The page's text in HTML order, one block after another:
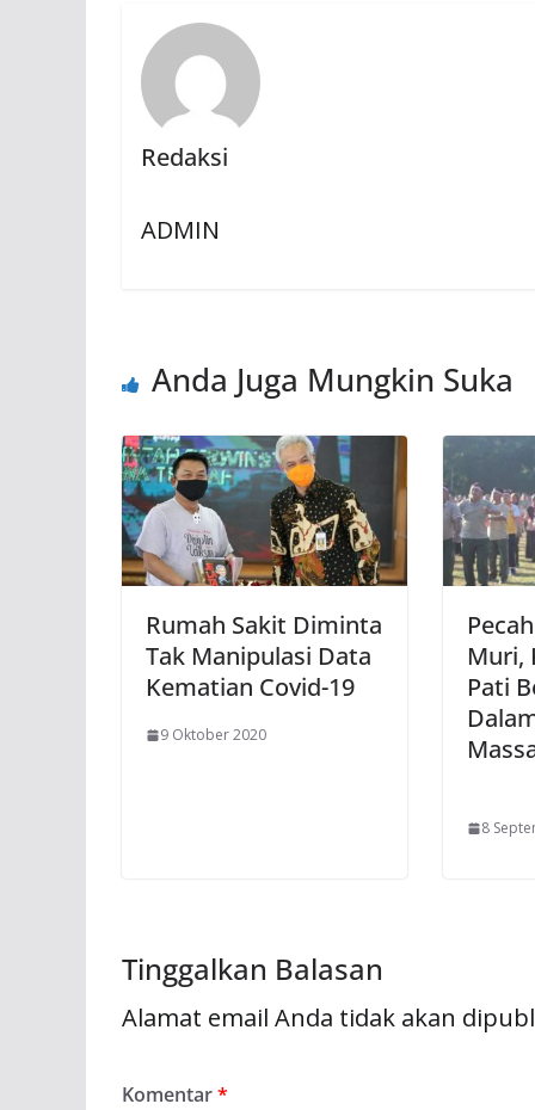
Redaksi
ADMIN
Anda Juga Mungkin Suka
Rumah Sakit Diminta
Tak Manipulasi Data
Kematian Covid-19
9 Oktober 2020
Muri,
Pati
8
Tinggalkan Balasan
Alamat email Anda tidak akan
Komentar*